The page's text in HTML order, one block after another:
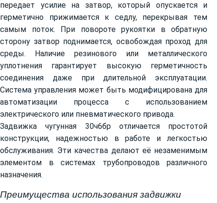
передает усилие на затвор, который опускается и
герметично прижимается к седлу, перекрывая тем
самым поток. При повороте рукоятки в обратную
сторону затвор поднимается, освобождая проход для
среды. Наличие резинового или металлического
уплотнения гарантирует высокую герметичность
соединения даже при длительной эксплуатации.
Система управления может быть модифицирована для
автоматизации процесса с использованием
электрического или пневматического привода.
Задвижка чугунная 30ч6бр отличается простотой
конструкции, надежностью в работе и легкостью
обслуживания. Эти качества делают её незаменимым
элементом в системах трубопроводов различного
назначения.
Преимущества использования задвижки